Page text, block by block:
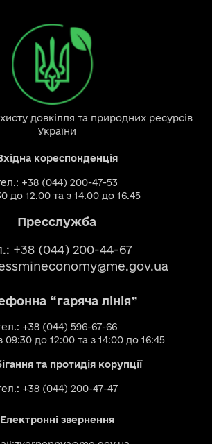
довкілля та природних ресурсів
України
кореспонденція
+38 (044) 200-47-53
до 12.00 та з 14.00 до 16.45
Пресслужба
+38 (044) 200-44-67
“гаряча лінія”
+38 (044) 596-67-66
до 12:00 та з 14:00 до 16:45
та протидія корупції
+38 (044) 200-47-47
Електронні звернення